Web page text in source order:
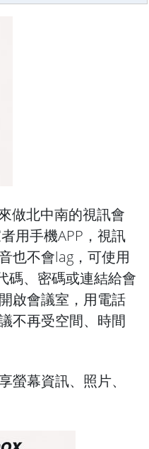
做北中南的視訊會
用手機APP，視訊
也不會lag，可使用
碼、密碼或連結給會
啟會議室，用電話
不再受空間、時間
螢幕資訊、照片、